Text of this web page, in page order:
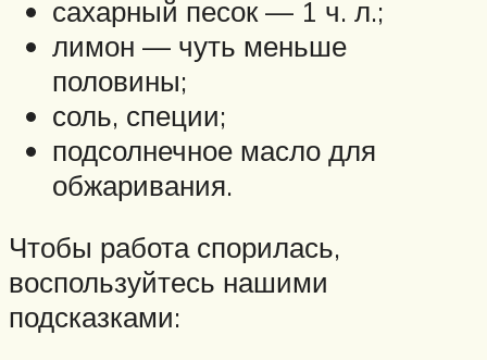
сахарный песок — 1 ч. л.;
лимон — чуть меньше
половины;
соль, специи;
подсолнечное масло для
обжаривания.
Чтобы работа спорилась,
воспользуйтесь нашими
подсказками: